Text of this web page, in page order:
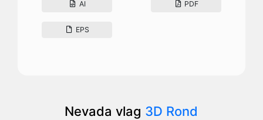
AI PDF
EPS
Nevada vlag 3D Rond